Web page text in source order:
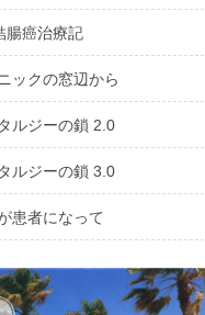
腸癌治療記
ックの窓辺から
ルジーの鎖 2.0
ルジーの鎖 3.0
患者になって